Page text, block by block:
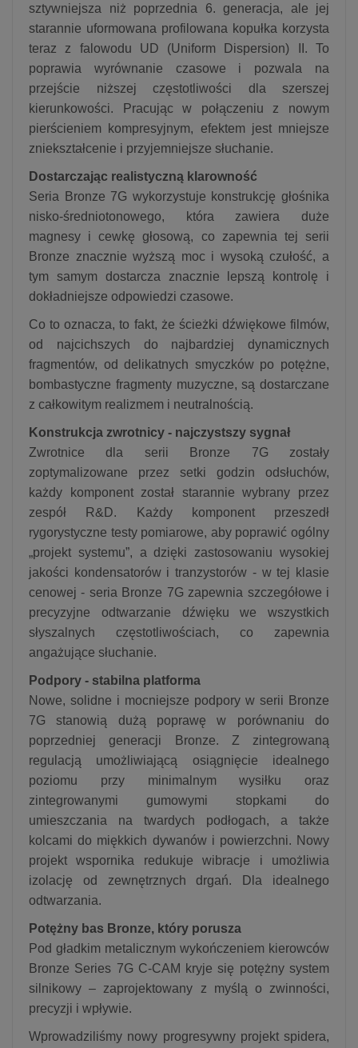
sztywniejsza niż poprzednia 6. generacja, ale jej
starannie uformowana profilowana kopułka korzysta
teraz z falowodu UD (Uniform Dispersion) II. To
poprawia wyrównanie czasowe i pozwala na
przejście niższej częstotliwości dla szerszej
kierunkowości. Pracując w połączeniu z nowym
pierścieniem kompresyjnym, efektem jest mniejsze
zniekształcenie i przyjemniejsze słuchanie.
Dostarczając realistyczną klarowność
Seria Bronze 7G wykorzystuje konstrukcję głośnika
nisko-średniotonowego, która zawiera duże
magnesy i cewkę głosową, co zapewnia tej serii
Bronze znacznie wyższą moc i wysoką czułość, a
tym samym dostarcza znacznie lepszą kontrolę i
dokładniejsze odpowiedzi czasowe.
Co to oznacza, to fakt, że ścieżki dźwiękowe filmów,
od najcichszych do najbardziej dynamicznych
fragmentów, od delikatnych smyczków po potężne,
bombastyczne fragmenty muzyczne, są dostarczane
z całkowitym realizmem i neutralnością.
Konstrukcja zwrotnicy - najczystszy sygnał
Zwrotnice dla serii Bronze 7G zostały
zoptymalizowane przez setki godzin odsłuchów,
każdy komponent został starannie wybrany przez
zespół R&D. Każdy komponent przeszedł
rygorystyczne testy pomiarowe, aby poprawić ogólny
„projekt systemu”, a dzięki zastosowaniu wysokiej
jakości kondensatorów i tranzystorów - w tej klasie
cenowej - seria Bronze 7G zapewnia szczegółowe i
precyzyjne odtwarzanie dźwięku we wszystkich
słyszalnych częstotliwościach, co zapewnia
angażujące słuchanie.
Podpory - stabilna platforma
Nowe, solidne i mocniejsze podpory w serii Bronze
7G stanowią dużą poprawę w porównaniu do
poprzedniej generacji Bronze. Z zintegrowaną
regulacją umożliwiającą osiągnięcie idealnego
poziomu przy minimalnym wysiłku oraz
zintegrowanymi gumowymi stopkami do
umieszczania na twardych podłogach, a także
kolcami do miękkich dywanów i powierzchni. Nowy
projekt wspornika redukuje wibracje i umożliwia
izolację od zewnętrznych drgań. Dla idealnego
odtwarzania.
Potężny bas Bronze, który porusza
Pod gładkim metalicznym wykończeniem kierowców
Bronze Series 7G C-CAM kryje się potężny system
silnikowy – zaprojektowany z myślą o zwinności,
precyzji i wpływie.
Wprowadziliśmy nowy progresywny projekt spidera,